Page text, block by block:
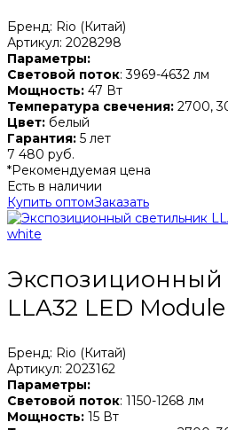
Бренд: Rio (Китай)
Артикул: 2028298
Параметры:
Световой поток: 3969-4632 лм
Мощность: 47 Вт
Температура свечения: 2700,
Цвет: белый
Гарантия: 5 лет
7 480 руб.
*Рекомендуемая цена
Есть в наличии
Купить оптомЗаказать
Экспозиционный
LLA32 LED
Бренд: Rio (Китай)
Артикул: 2023162
Параметры:
Световой поток: 1150-1268 лм
Мощность: 15 Вт